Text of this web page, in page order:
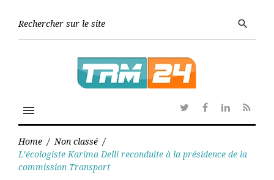
search
menu
TwitterFacebook
Linkedin
RSS
Home / Non classé /
L’écologiste Karima Delli reconduite à la présidence de la
commission Transport